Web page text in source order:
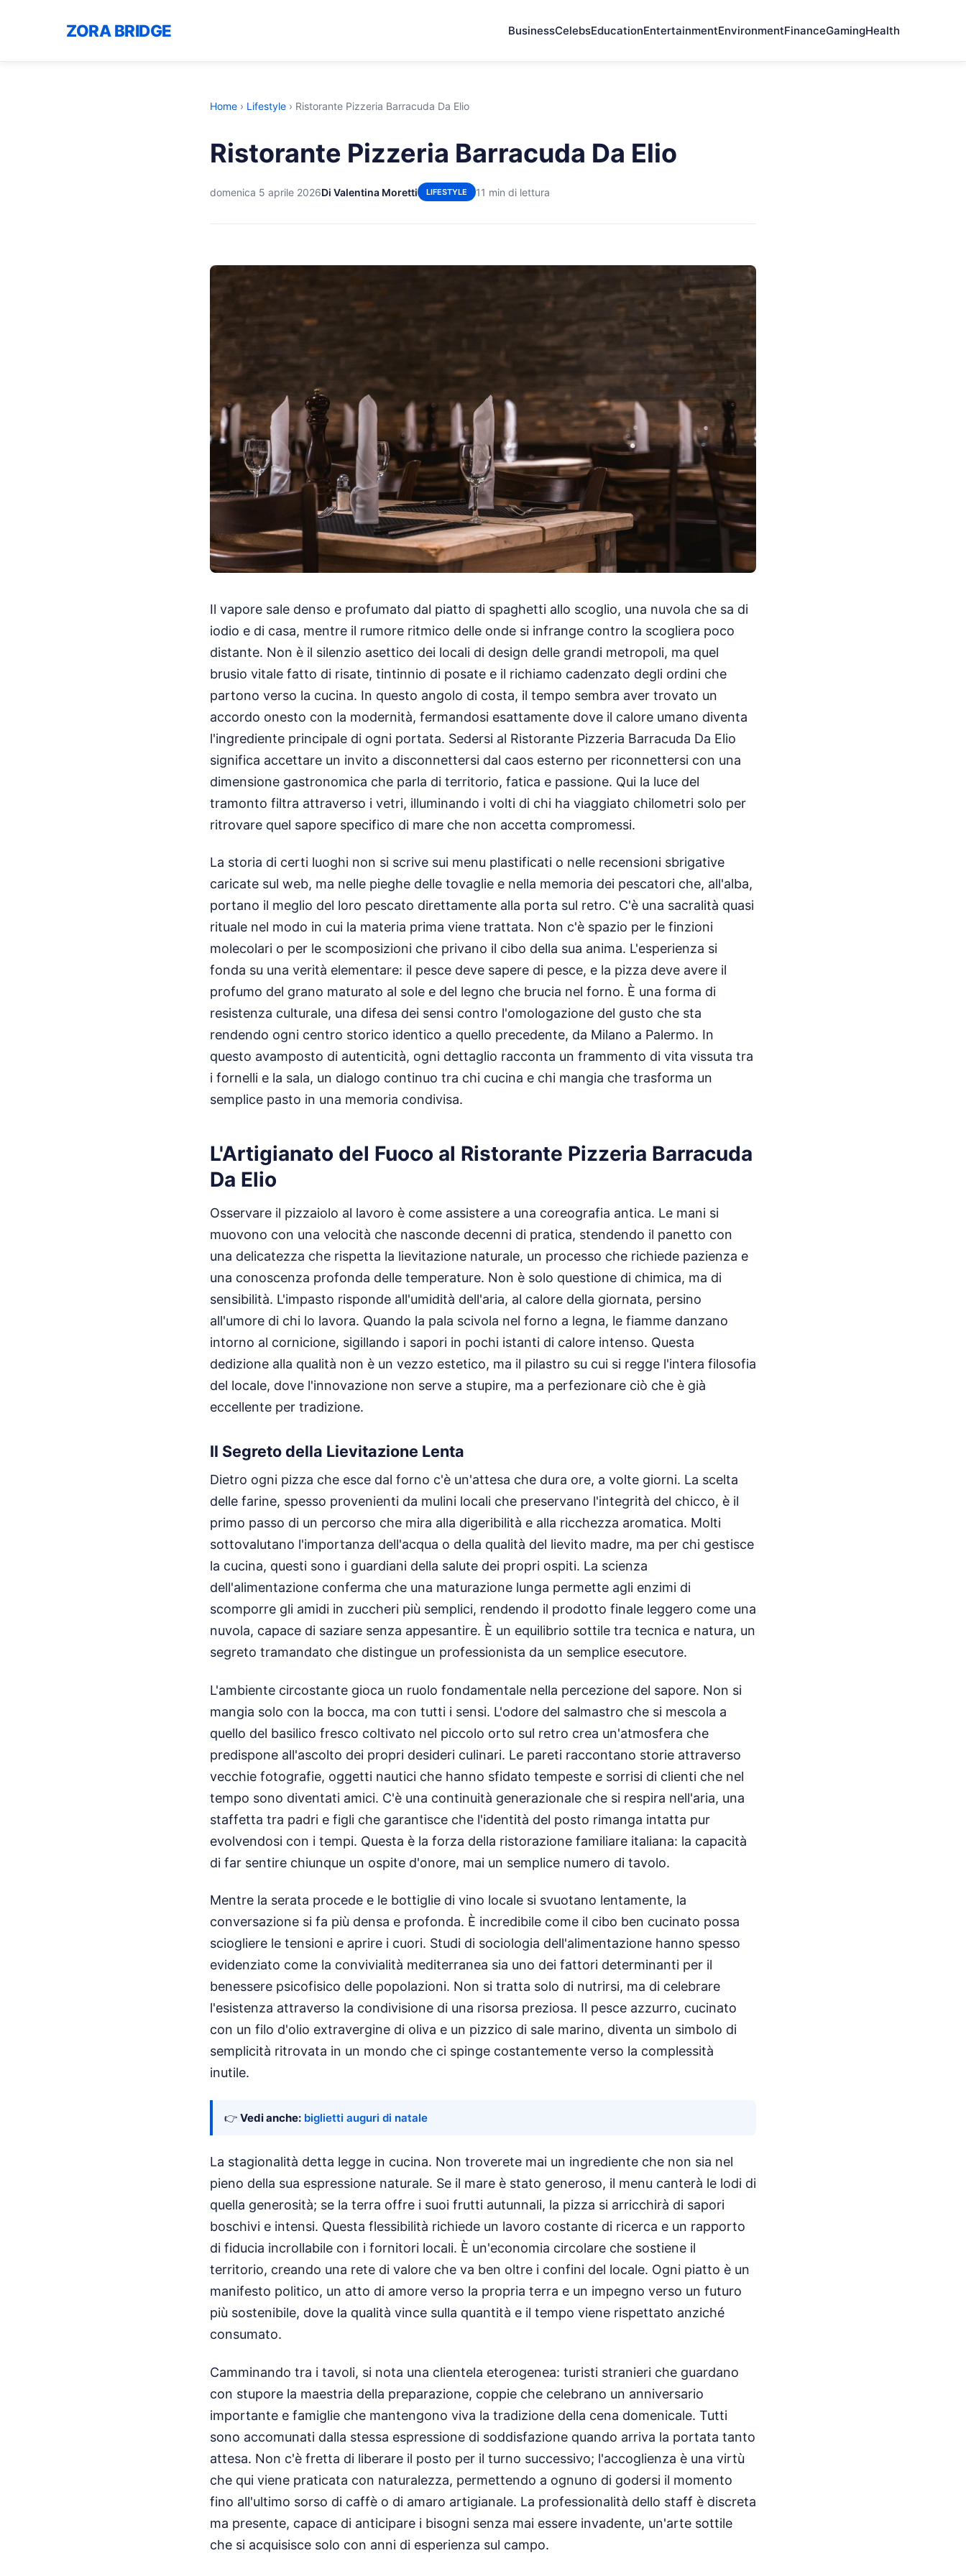
ZORA BRIDGE BusinessCelebsEducationEntertainmentEnvironmentFinanceGamingHealth
Home › Lifestyle › Ristorante Pizzeria Barracuda Da Elio
Ristorante Pizzeria Barracuda Da Elio
domenica 5 aprile 2026Di Valentina Moretti LIFESTYLE 11 min di lettura
Il vapore sale denso e profumato dal piatto di spaghetti allo scoglio, una nuvola che sa di
iodio e di casa, mentre il rumore ritmico delle onde si infrange contro la scogliera poco
distante. Non è il silenzio asettico dei locali di design delle grandi metropoli, ma quel
brusio vitale fatto di risate, tintinnio di posate e il richiamo cadenzato degli ordini che
partono verso la cucina. In questo angolo di costa, il tempo sembra aver trovato un
accordo onesto con la modernità, fermandosi esattamente dove il calore umano diventa
l'ingrediente principale di ogni portata. Sedersi al Ristorante Pizzeria Barracuda Da Elio
significa accettare un invito a disconnettersi dal caos esterno per riconnettersi con una
dimensione gastronomica che parla di territorio, fatica e passione. Qui la luce del
tramonto filtra attraverso i vetri, illuminando i volti di chi ha viaggiato chilometri solo per
ritrovare quel sapore specifico di mare che non accetta compromessi.
La storia di certi luoghi non si scrive sui menu plastificati o nelle recensioni sbrigative
caricate sul web, ma nelle pieghe delle tovaglie e nella memoria dei pescatori che, all'alba,
portano il meglio del loro pescato direttamente alla porta sul retro. C'è una sacralità quasi
rituale nel modo in cui la materia prima viene trattata. Non c'è spazio per le finzioni
molecolari o per le scomposizioni che privano il cibo della sua anima. L'esperienza si
fonda su una verità elementare: il pesce deve sapere di pesce, e la pizza deve avere il
profumo del grano maturato al sole e del legno che brucia nel forno. È una forma di
resistenza culturale, una difesa dei sensi contro l'omologazione del gusto che sta
rendendo ogni centro storico identico a quello precedente, da Milano a Palermo. In
questo avamposto di autenticità, ogni dettaglio racconta un frammento di vita vissuta tra
i fornelli e la sala, un dialogo continuo tra chi cucina e chi mangia che trasforma un
semplice pasto in una memoria condivisa.
L'Artigianato del Fuoco al Ristorante Pizzeria Barracuda
Da Elio
Osservare il pizzaiolo al lavoro è come assistere a una coreografia antica. Le mani si
muovono con una velocità che nasconde decenni di pratica, stendendo il panetto con
una delicatezza che rispetta la lievitazione naturale, un processo che richiede pazienza e
una conoscenza profonda delle temperature. Non è solo questione di chimica, ma di
sensibilità. L'impasto risponde all'umidità dell'aria, al calore della giornata, persino
all'umore di chi lo lavora. Quando la pala scivola nel forno a legna, le fiamme danzano
intorno al cornicione, sigillando i sapori in pochi istanti di calore intenso. Questa
dedizione alla qualità non è un vezzo estetico, ma il pilastro su cui si regge l'intera filosofia
del locale, dove l'innovazione non serve a stupire, ma a perfezionare ciò che è già
eccellente per tradizione.
Il Segreto della Lievitazione Lenta
Dietro ogni pizza che esce dal forno c'è un'attesa che dura ore, a volte giorni. La scelta
delle farine, spesso provenienti da mulini locali che preservano l'integrità del chicco, è il
primo passo di un percorso che mira alla digeribilità e alla ricchezza aromatica. Molti
sottovalutano l'importanza dell'acqua o della qualità del lievito madre, ma per chi gestisce
la cucina, questi sono i guardiani della salute dei propri ospiti. La scienza
dell'alimentazione conferma che una maturazione lunga permette agli enzimi di
scomporre gli amidi in zuccheri più semplici, rendendo il prodotto finale leggero come una
nuvola, capace di saziare senza appesantire. È un equilibrio sottile tra tecnica e natura, un
segreto tramandato che distingue un professionista da un semplice esecutore.
L'ambiente circostante gioca un ruolo fondamentale nella percezione del sapore. Non si
mangia solo con la bocca, ma con tutti i sensi. L'odore del salmastro che si mescola a
quello del basilico fresco coltivato nel piccolo orto sul retro crea un'atmosfera che
predispone all'ascolto dei propri desideri culinari. Le pareti raccontano storie attraverso
vecchie fotografie, oggetti nautici che hanno sfidato tempeste e sorrisi di clienti che nel
tempo sono diventati amici. C'è una continuità generazionale che si respira nell'aria, una
staffetta tra padri e figli che garantisce che l'identità del posto rimanga intatta pur
evolvendosi con i tempi. Questa è la forza della ristorazione familiare italiana: la capacità
di far sentire chiunque un ospite d'onore, mai un semplice numero di tavolo.
Mentre la serata procede e le bottiglie di vino locale si svuotano lentamente, la
conversazione si fa più densa e profonda. È incredibile come il cibo ben cucinato possa
sciogliere le tensioni e aprire i cuori. Studi di sociologia dell'alimentazione hanno spesso
evidenziato come la convivialità mediterranea sia uno dei fattori determinanti per il
benessere psicofisico delle popolazioni. Non si tratta solo di nutrirsi, ma di celebrare
l'esistenza attraverso la condivisione di una risorsa preziosa. Il pesce azzurro, cucinato
con un filo d'olio extravergine di oliva e un pizzico di sale marino, diventa un simbolo di
semplicità ritrovata in un mondo che ci spinge costantemente verso la complessità
inutile.
👉 Vedi anche: biglietti auguri di natale
La stagionalità detta legge in cucina. Non troverete mai un ingrediente che non sia nel
pieno della sua espressione naturale. Se il mare è stato generoso, il menu canterà le lodi di
quella generosità; se la terra offre i suoi frutti autunnali, la pizza si arricchirà di sapori
boschivi e intensi. Questa flessibilità richiede un lavoro costante di ricerca e un rapporto
di fiducia incrollabile con i fornitori locali. È un'economia circolare che sostiene il
territorio, creando una rete di valore che va ben oltre i confini del locale. Ogni piatto è un
manifesto politico, un atto di amore verso la propria terra e un impegno verso un futuro
più sostenibile, dove la qualità vince sulla quantità e il tempo viene rispettato anziché
consumato.
Camminando tra i tavoli, si nota una clientela eterogenea: turisti stranieri che guardano
con stupore la maestria della preparazione, coppie che celebrano un anniversario
importante e famiglie che mantengono viva la tradizione della cena domenicale. Tutti
sono accomunati dalla stessa espressione di soddisfazione quando arriva la portata tanto
attesa. Non c'è fretta di liberare il posto per il turno successivo; l'accoglienza è una virtù
che qui viene praticata con naturalezza, permettendo a ognuno di godersi il momento
fino all'ultimo sorso di caffè o di amaro artigianale. La professionalità dello staff è discreta
ma presente, capace di anticipare i bisogni senza mai essere invadente, un'arte sottile
che si acquisisce solo con anni di esperienza sul campo.